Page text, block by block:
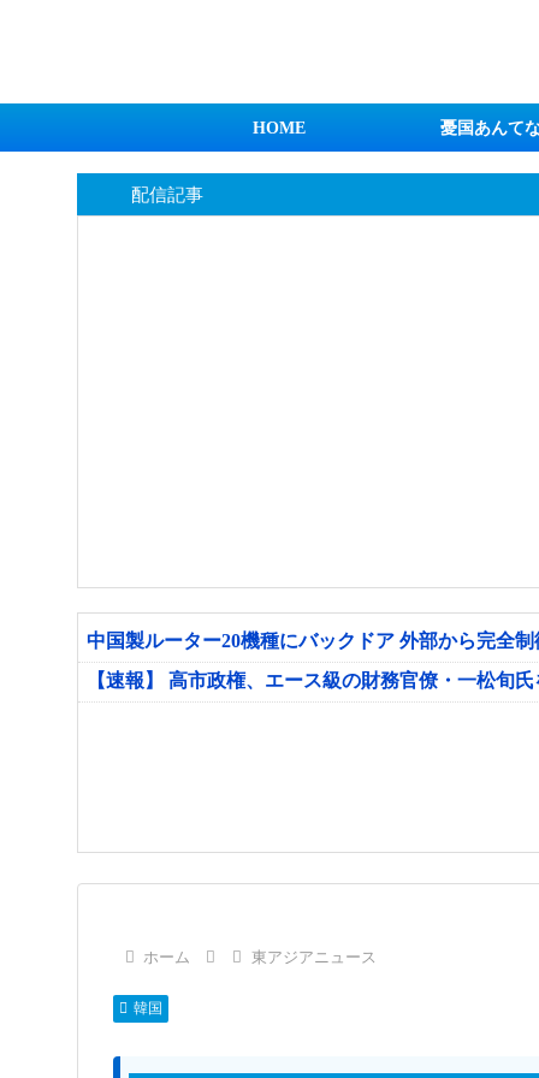
HOME 憂国あんて
配信記事
中国製ルーター20機種にバックドア 外部から完全
【速報】 高市政権、エース級の財務官僚・一松旬
ホーム 東アジアニュース
韓国